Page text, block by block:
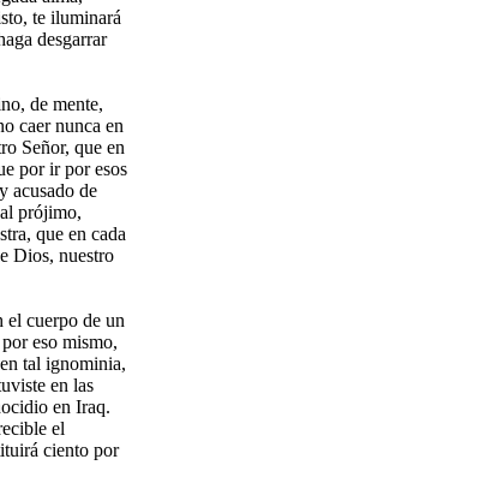
te iluminará
desgarrar
de mente,
caer nunca en
Señor, que en
por ir por esos
acusado de
prójimo,
que en cada
Dios, nuestro
el cuerpo de un
eso mismo,
tal ignominia,
en las
en Iraq.
el
ciento por